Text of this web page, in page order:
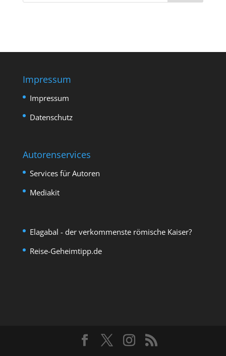
Impressum
Impressum
Datenschutz
Autorenservices
Services für Autoren
Mediakit
Elagabal - der verkommenste römische Kaiser?
Reise-Geheimtipp.de